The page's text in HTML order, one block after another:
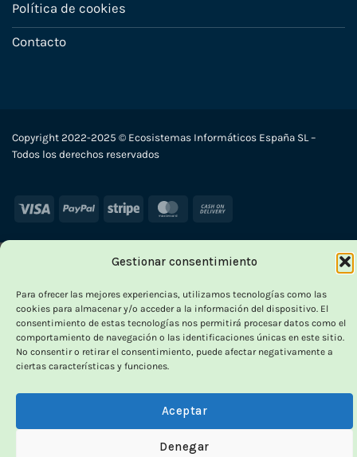
Gestionar consentimiento
Para ofrecer las mejores experiencias, utilizamos tecnologías como las
cookies para almacenar y/o acceder a la información del dispositivo. El
consentimiento de estas tecnologías nos permitirá procesar datos como el
comportamiento de navegación o las identificaciones únicas en este sitio.
No consentir o retirar el consentimiento, puede afectar negativamente a
ciertas características y funciones.
Aceptar
Denegar
Política de cookies
Contacto
Copyright 2022-2025 © Ecosistemas Informáticos España SL –
Todos los derechos reservados
Visa PayPal Stripe MasterCard